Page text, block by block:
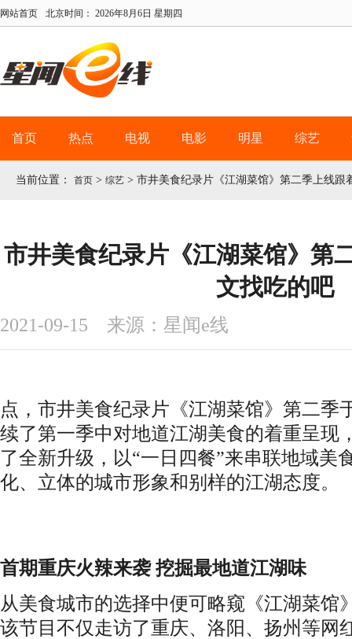
网站首页 北京时间： 2026年8月6日 星期四
首页 热点 电视 电影 明星 综艺
当前位置： 首页 > 综艺 > 市井美食纪录片《江湖菜馆》第二季上线跟
市井美食纪录片《江湖菜馆》第
文找吃的吧
2021-09-15 来源：星闻e线
点，市井美食纪录片《江湖菜馆》第二季
续了第一季中对地道江湖美食的着重呈现
了全新升级，以“一日四餐”来串联地域美
化、立体的城市形象和别样的江湖态度。
首期重庆火辣来袭 挖掘最地道江湖味
从美食城市的选择中便可略窥《江湖菜馆
该节目不仅走访了重庆、洛阳、扬州等网